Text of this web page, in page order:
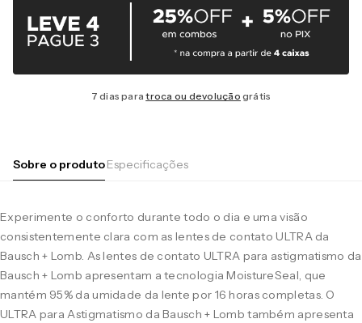
7 dias paratroca ou devolução grátis
Sobre o produtoEspecificações
Experimente o conforto durante todo o dia e uma visão
consistentemente clara com as lentes de contato ULTRA da
Bausch + Lomb. As lentes de contato ULTRA para astigmatismo da
Bausch + Lomb apresentam a tecnologia MoistureSeal, que
mantém 95% da umidade da lente por 16 horas completas. O
ULTRA para Astigmatismo da Bausch + Lomb também apresenta